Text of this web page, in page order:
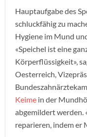
Hauptaufgabe des
schluckfähig zu
Hygiene im Mund
«Speichel ist eine
Körperflüssigkeit»,
Oesterreich,
Keime in der
abgemildert werden.
reparieren, indem er